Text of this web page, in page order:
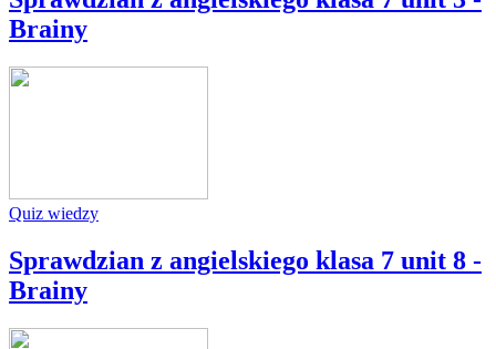
Brainy
Quiz wiedzy
Sprawdzian z angielskiego klasa 7 unit 8 -
Brainy